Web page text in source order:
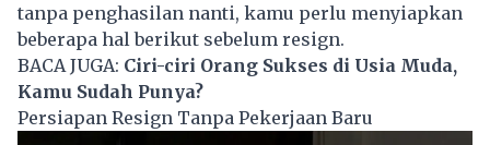
tanpa penghasilan nanti, kamu perlu menyiapkan
beberapa hal berikut sebelum resign.
BACA JUGA: Ciri-ciri Orang Sukses di Usia Muda,
Kamu Sudah Punya?
Persiapan Resign Tanpa Pekerjaan Baru